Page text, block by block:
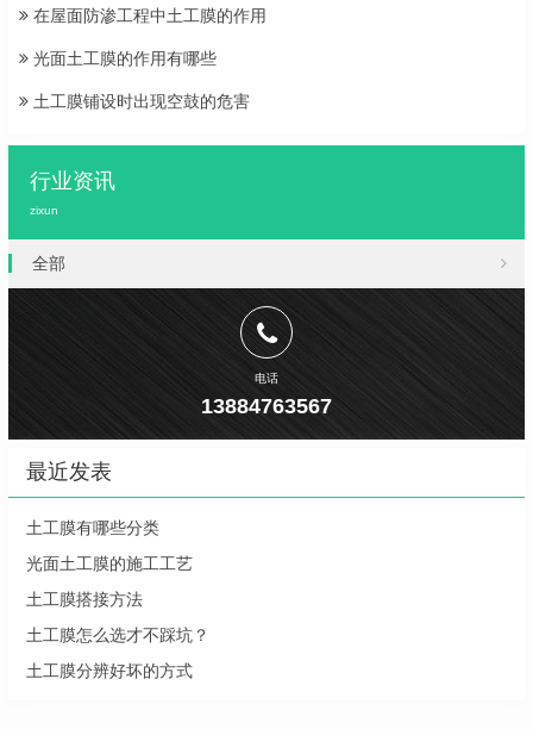
在屋面防渗工程中土工膜的作用
光面土工膜的作用有哪些
土工膜铺设时出现空鼓的危害
行业资讯
zixun
全部
电话
13884763567
最近发表
土工膜有哪些分类
光面土工膜的施工工艺
土工膜搭接方法
土工膜怎么选才不踩坑？
土工膜分辨好坏的方式